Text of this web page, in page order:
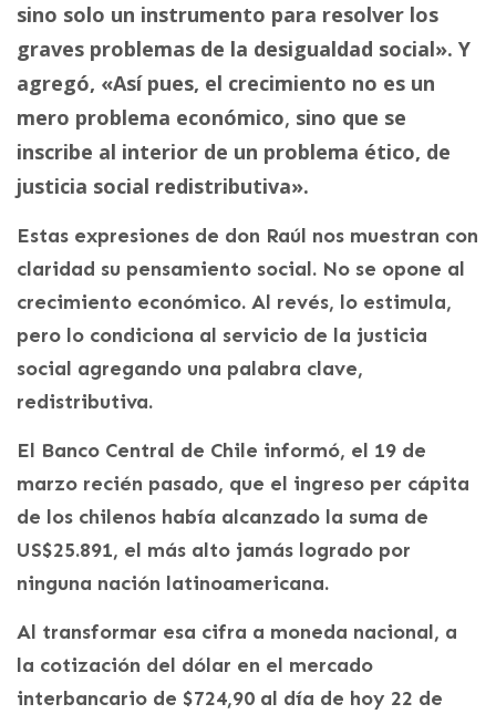
sino solo un instrumento para resolver los
graves problemas de la desigualdad social». Y
agregó, «Así pues, el crecimiento no es un
mero problema económico, sino que se
inscribe al interior de un problema ético, de
justicia social redistributiva».
Estas expresiones de don Raúl nos muestran con
claridad su pensamiento social. No se opone al
crecimiento económico. Al revés, lo estimula,
pero lo condiciona al servicio de la justicia
social agregando una palabra clave,
redistributiva.
El Banco Central de Chile informó, el 19 de
marzo recién pasado, que el ingreso per cápita
de los chilenos había alcanzado la suma de
US$25.891, el más alto jamás logrado por
ninguna nación latinoamericana.
Al transformar esa cifra a moneda nacional, a
la cotización del dólar en el mercado
interbancario de $724,90 al día de hoy 22 de